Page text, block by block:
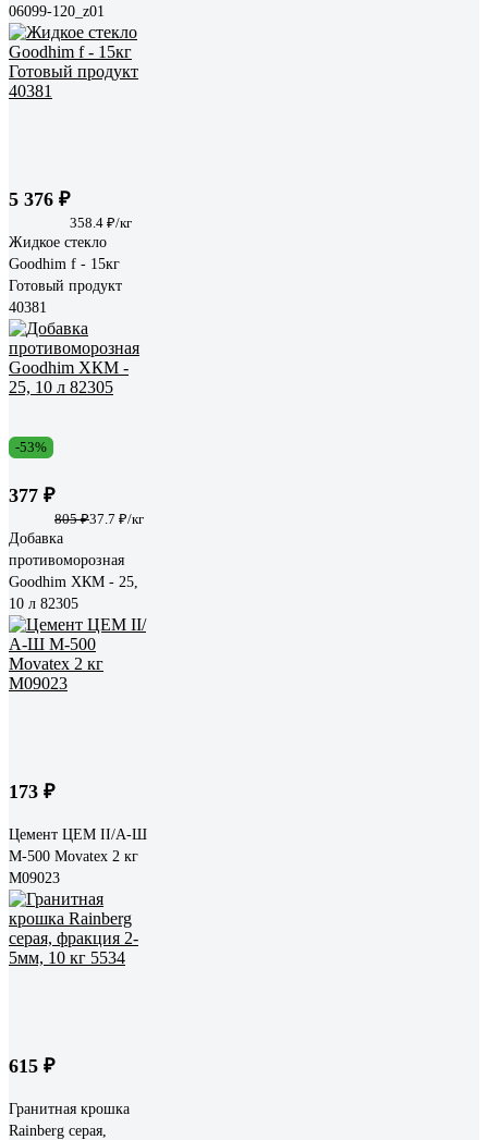
06099-120_z01
5 376 ₽
358.4 ₽/кг
Жидкое стекло
Goodhim f - 15кг
Готовый продукт
40381
-53%
377 ₽
805 ₽37.7 ₽/кг
Добавка
противоморозная
Goodhim ХКМ - 25,
10 л 82305
173 ₽
Цемент ЦЕМ II/А-Ш
М-500 Movatex 2 кг
М09023
615 ₽
Гранитная крошка
Rainberg серая,